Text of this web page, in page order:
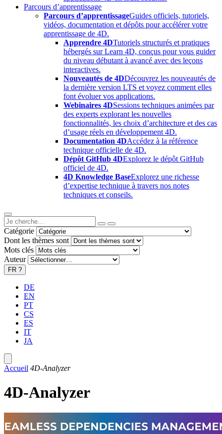
Parcours d’apprentissage
Parcours d’apprentissageGuides officiels, tutoriels,
vidéos, documentation et dépôts pour accélérer votre
apprentissage de 4D.
Apprendre 4DTutoriels structurés et pratiques
hébergés sur Learn 4D, conçus pour vous guider
du niveau débutant à avancé avec des leçons
interactives.
Nouveautés de 4DDécouvrez les nouveautés de
la dernière version LTS et voyez comment elles
font évoluer vos applications.
Webinaires 4DSessions techniques animées par
des experts explorant les nouvelles
fonctionnalités, les choix d’architecture et des cas
d’usage réels en développement 4D.
Documentation 4DAccédez à la référence
technique officielle de 4D.
Dépôt GitHub 4DExplorez le dépôt GitHub
officiel de 4D.
4D Knowledge BaseExplorez une richesse
d’expertise technique à travers nos notes
techniques et conseils.
Catégorie
Dont les thèmes sont
Mots clés
Auteur
FR ?
DE
EN
PT
CS
ES
IT
JA
Accueil 4D-Analyzer
4D-Analyzer